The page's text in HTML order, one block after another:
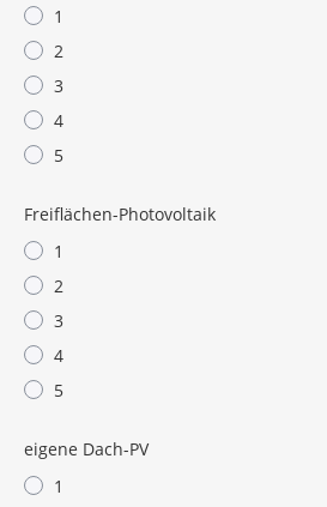
1
2
3
4
5
Freiflächen-Photovoltaik
1
2
3
4
5
eigene Dach-PV
1